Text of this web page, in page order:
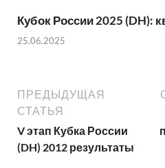
Кубок России 2025 (DH):
25.06.2025
ПРЕДЫДУЩАЯ
СТАТЬЯ
V этап Кубка России
(DH) 2012 результаты